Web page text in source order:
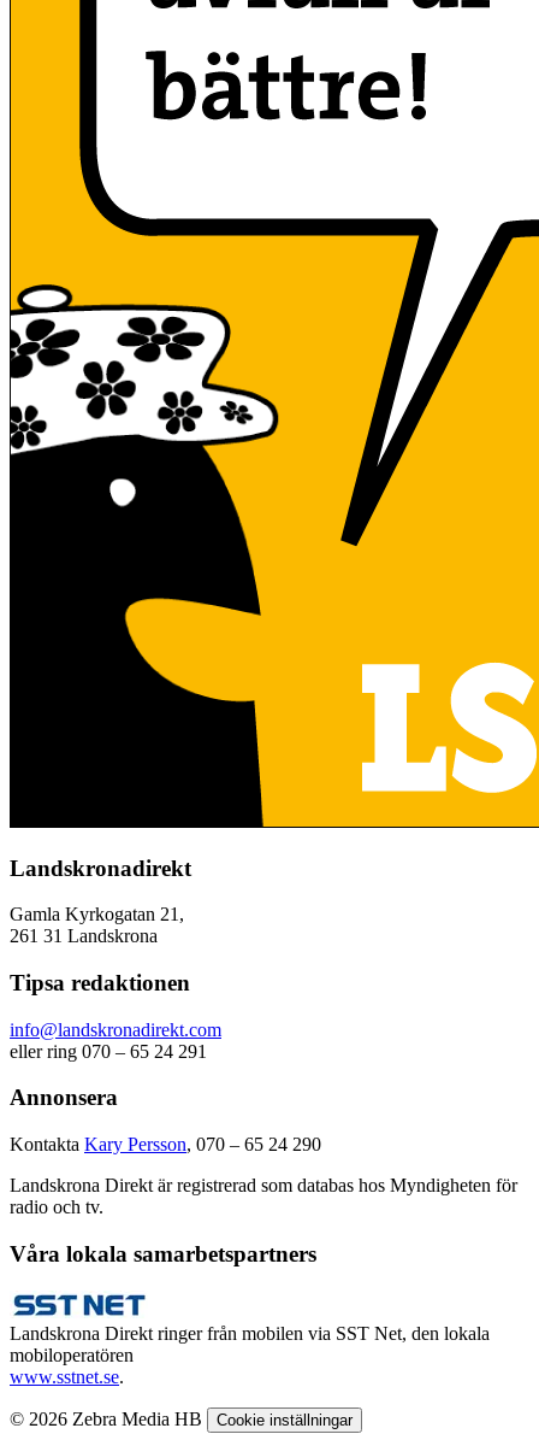
Landskronadirekt
Gamla Kyrkogatan 21,
261 31 Landskrona
Tipsa redaktionen
info@landskronadirekt.com
eller ring 070 – 65 24 291
Annonsera
Kontakta Kary Persson, 070 – 65 24 290
Landskrona Direkt är registrerad som databas hos Myndigheten för
radio och tv.
Våra lokala samarbetspartners
Landskrona Direkt ringer från mobilen via SST Net, den lokala
mobiloperatören
www.sstnet.se.
© 2026 Zebra Media HB Cookie inställningar